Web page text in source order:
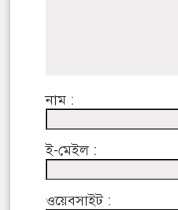
নাম :
ই-মেইল :
ওয়েবসাইট :